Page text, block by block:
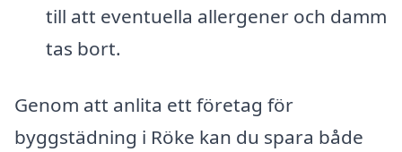
till att eventuella allergener och damm
tas bort.
Genom att anlita ett företag för
byggstädning i Röke kan du spara både